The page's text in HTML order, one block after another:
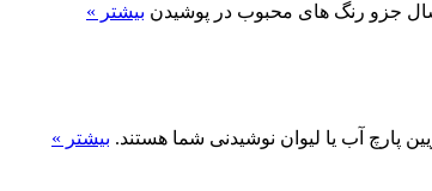
جزو رنگ های محبوب در پوشیدن بیشتر »
پارچ آب یا لیوان نوشیدنی شما هستند. بیشتر »